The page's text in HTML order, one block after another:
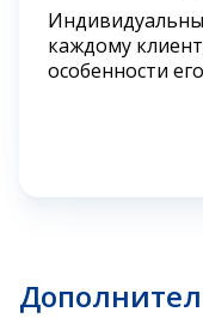
каждому
особенности